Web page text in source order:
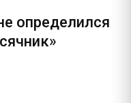
определился